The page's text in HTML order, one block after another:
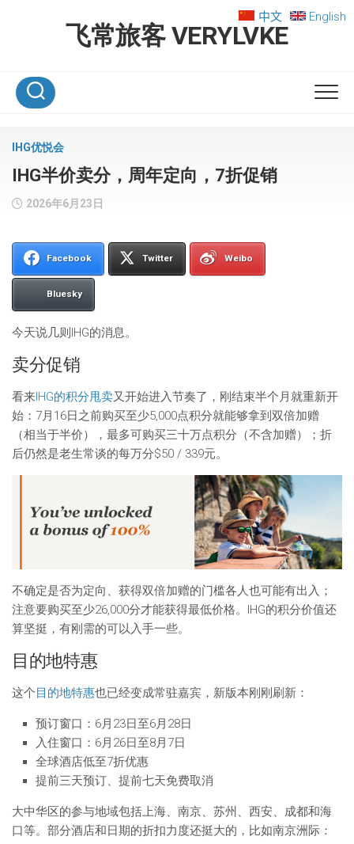
飞常旅客 VERYLVKE
中文 English
IHG优悦会
IHG半价卖分，周年定向，7折促销
2026年6月23日
Facebook Twitter Weibo
Bluesky
今天说几则IHG的消息。
卖分促销
看来IHG的积分甩卖又开始进入节奏了，刚结束半个月就重新开
始：7月16日之前购买至少5,000点积分就能够拿到双倍加赠
（相当于半价），最多可购买三十万点积分（不含加赠）；折
后仍然是老生常谈的每万分$50 / 339元。
不确定是否为定向、获得双倍加赠的门槛各人也可能有出入；
注意要购买至少26,000分才能获得最低价格。IHG的积分价值还
算坚挺，有刚需的可以入手一些。
目的地特惠
这个目的地特惠也已经变成常驻嘉宾，新版本刚刚刷新：
预订窗口：6月23日至6月28日
入住窗口：6月26日至8月7日
全球酒店低至7折优惠
提前三天预订、提前七天免费取消
大中华区的参与地域包括上海、南京、苏州、西安、成都和海
口等。部分酒店和日期的折扣力度还挺大的，比如南京洲际：